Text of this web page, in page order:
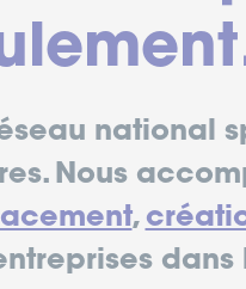
réseau national
Nous
,